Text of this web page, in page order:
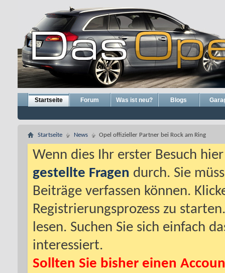
Startseite Forum Was ist neu? Blogs
Startseite News Opel offizieller Partner bei Rock am Ring
Wenn dies Ihr erster Besuch
gestellte Fragen durch. Sie
Beiträge verfassen können.
Registrierungsprozess zu
lesen. Suchen Sie sich einfach
interessiert.
Sollten Sie bisher einen